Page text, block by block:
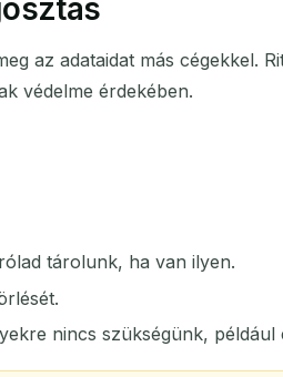
az adataidat más cégekkel.
védelme érdekében.
tárolunk, ha van ilyen.
nincs szükségünk, például